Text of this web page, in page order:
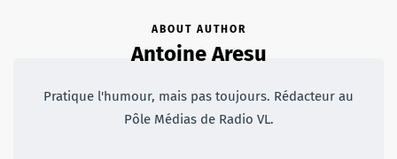
ABOUT AUTHOR
Antoine Aresu
Pratique l'humour, mais pas toujours. Rédacteur au
Pôle Médias de Radio VL.